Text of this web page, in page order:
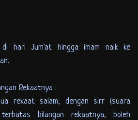
di hari Jum'at hingga imam naik ke
Rekaatnya :
rekaat salam, dengan sirr (suara
bilangan rekaatnya, boleh